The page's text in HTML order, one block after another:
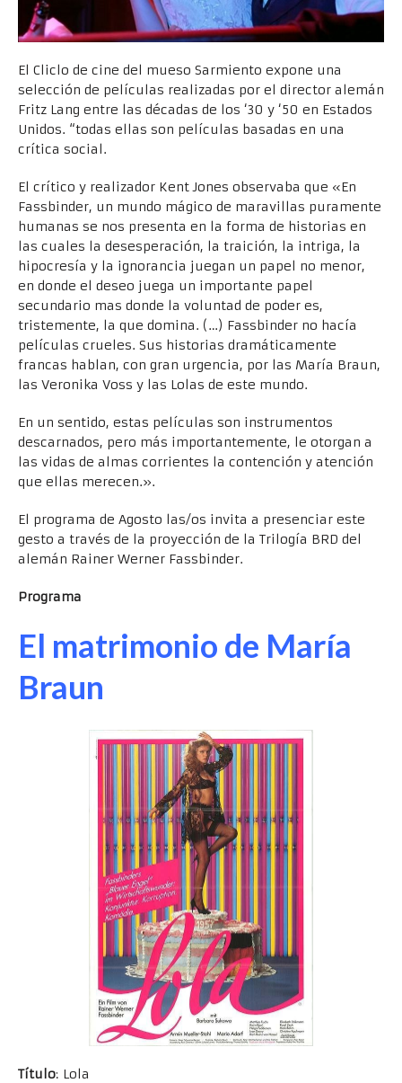
El Cliclo de cine del mueso Sarmiento expone una
selección de películas realizadas por el director alemán
Fritz Lang entre las décadas de los ‘30 y ‘50 en Estados
Unidos. “todas ellas son películas basadas en una
crítica social.
El crítico y realizador Kent Jones observaba que «En
Fassbinder, un mundo mágico de maravillas puramente
humanas se nos presenta en la forma de historias en
las cuales la desesperación, la traición, la intriga, la
hipocresía y la ignorancia juegan un papel no menor,
en donde el deseo juega un importante papel
secundario mas donde la voluntad de poder es,
tristemente, la que domina. (…) Fassbinder no hacía
películas crueles. Sus historias dramáticamente
francas hablan, con gran urgencia, por las María Braun,
las Veronika Voss y las Lolas de este mundo.
En un sentido, estas películas son instrumentos
descarnados, pero más importantemente, le otorgan a
las vidas de almas corrientes la contención y atención
que ellas merecen.».
El programa de Agosto las/os invita a presenciar este
gesto a través de la proyección de la Trilogía BRD del
alemán Rainer Werner Fassbinder.
Programa
El matrimonio de María
Braun
Título: Lola